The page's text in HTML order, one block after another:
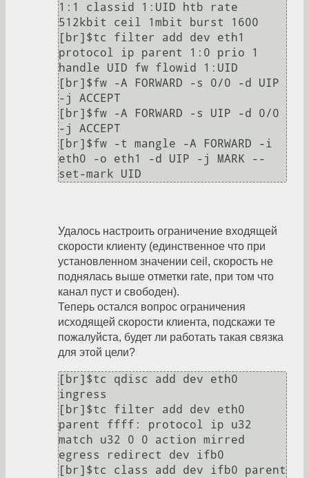
1:1 classid 1:UID htb rate
512kbit ceil 1mbit burst 1600
[br]$tc filter add dev eth1
protocol ip parent 1:0 prio 1
handle UID fw flowid 1:UID
[br]$fw -A FORWARD -s 0/0 -d UIP
-j ACCEPT
[br]$fw -A FORWARD -s UIP -d 0/0
-j ACCEPT
[br]$fw -t mangle -A FORWARD -i
eth0 -o eth1 -d UIP -j MARK --
Удалось настроить ограничение входящей
скорости клиенту (единственное что при
установленном значении ceil, скорость не
поднялась выше отметки rate, при том что
канал пуст и свободен).
Теперь остался вопрос ограничения
исходящей скорости клиента, подскажи те
пожалуйста, будет ли работать такая связка
для этой цели?
[br]$tc qdisc add dev eth0
ingress
[br]$tc filter add dev eth0
parent ffff: protocol ip u32
match u32 0 0 action mirred
egress redirect dev ifb0
[br]$tc class add dev ifb0 parent